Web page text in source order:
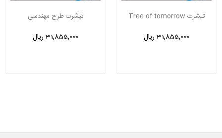
تیشرت Tree of tomorrow
31,855,000 ریال
تیشرت طرح مهندسی
31,855,000 ریال